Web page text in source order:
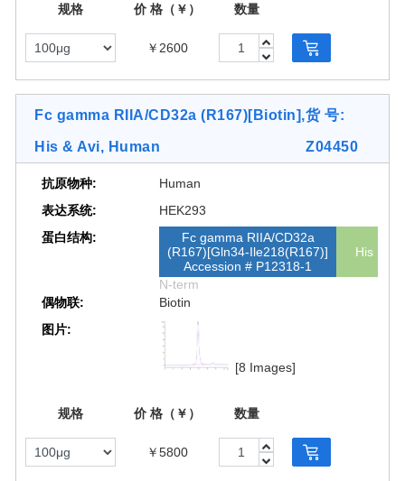
规格 价 格（￥） 数量
￥2600
Fc gamma RIIA/CD32a (R167)[Biotin],
His & Avi, Human
货 号:
Z04450
抗原物种:
Human
表达系统:
HEK293
蛋白结构:
Fc gamma RIIA/CD32a
(R167)[Gln34-Ile218(R167)]
Accession # P12318-1
His
N-term
偶物联:
Biotin
图片:
[8 Images]
规格 价 格（￥） 数量
￥5800